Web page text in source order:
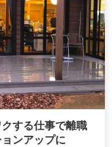
する仕事で離職
ンアップに